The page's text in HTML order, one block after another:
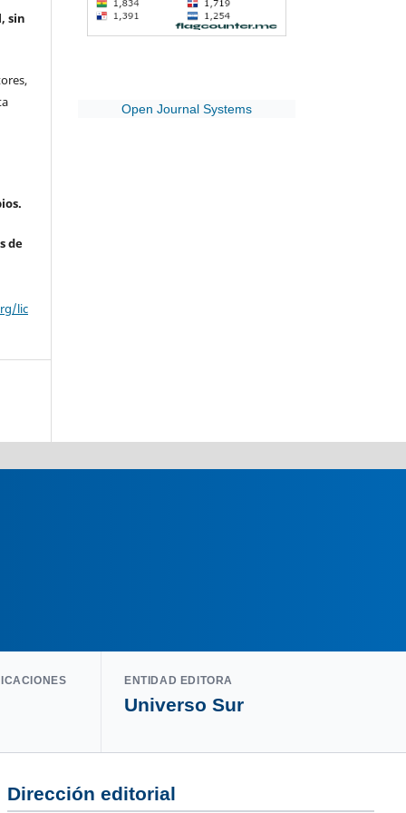
sin
de
lic
Open Journal Systems
ENTIDAD EDITORA
Universo Sur
Dirección editorial